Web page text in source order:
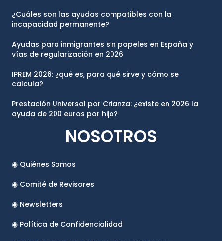
¿Cuáles son las ayudas compatibles con la
incapacidad permanente?
Ayudas para inmigrantes sin papeles en España y
vías de regularización en 2026
IPREM 2026: ¿qué es, para qué sirve y cómo se
calcula?
Prestación Universal por Crianza: ¿existe en 2026 la
ayuda de 200 euros por hijo?
NOSOTROS
◉ Quiénes Somos
◉ Comité de Revisores
◉ Newsletters
◉ Política de Confidencialidad